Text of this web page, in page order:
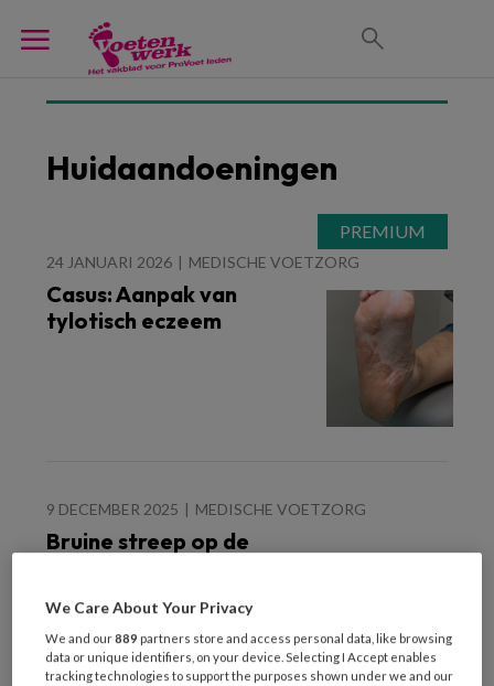
Huidaandoeningen
24 JANUARI 2026 MEDISCHE VOETZORG
Casus: Aanpak van
tylotisch eczeem
9 DECEMBER 2025 MEDISCHE VOETZORG
Bruine streep op de
We Care About Your Privacy
We and our889 partners store and access personal data, like browsing
data or unique identifiers, on your device. Selecting I Accept enables
tracking technologies to support the purposes shown under we and our